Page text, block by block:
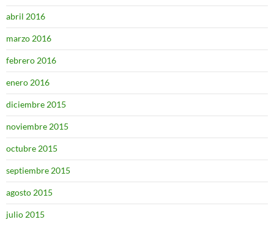
abril 2016
marzo 2016
febrero 2016
enero 2016
diciembre 2015
noviembre 2015
octubre 2015
septiembre 2015
agosto 2015
julio 2015